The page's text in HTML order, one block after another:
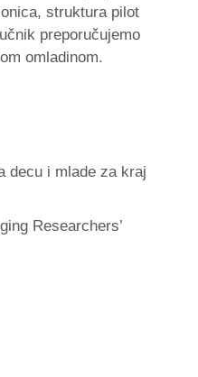
struktura pilot
preporučujemo
omladinom.
decu i mlade za kraj
Researchers’